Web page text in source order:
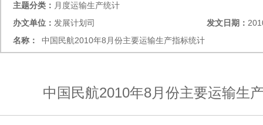
主题分类： 月度运输生产统计
办文单位： 发展计划司 发文日期：
名称：
中国民航2010年8月份主要运输生产指标统计
中国民航2010年8月份主要运输生
开